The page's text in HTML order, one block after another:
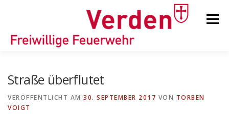
Menü
ORTSFEUERWEHREN
Straße überflutet
VERÖFFENTLICHT AM 30. SEPTEMBER 2017 VON TORBEN
VOIGT